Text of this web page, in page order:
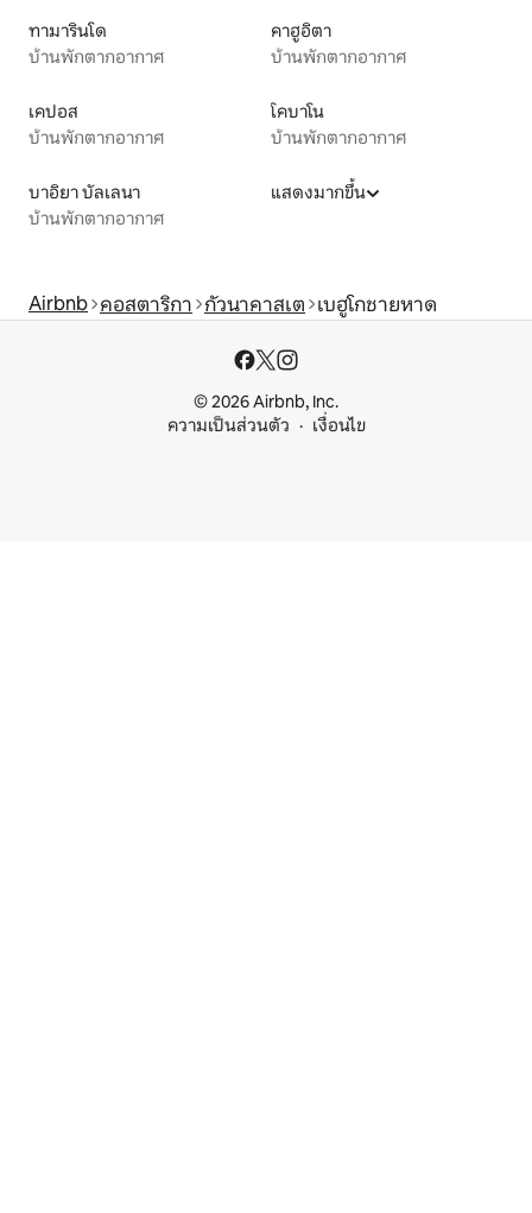
ทามารินโด
บ้านพักตากอากาศ
คาฮูอิตา
บ้านพักตากอากาศ
เคปอส
บ้านพักตากอากาศ
โคบาโน
บ้านพักตากอากาศ
บาอิยา บัลเลนา
บ้านพักตากอากาศ
แสดงมากขึ้น
Airbnb คอสตาริกา กัวนาคาสเต เบฮูโกชายหาด
© 2026 Airbnb, Inc.
ความเป็นส่วนตัว
เงื่อนไข